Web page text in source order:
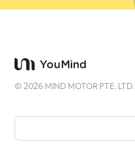
©2026 MIND MOTOR PTE. LTD.